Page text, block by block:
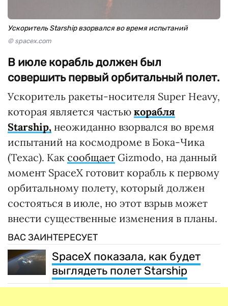
Ускоритель Starship взорвался во время испытаний
© spacex.com
В июле корабль должен был
совершить первый орбитальный полет.
Ускоритель ракеты-носителя Super Heavy,
которая является частью корабля
Starship, неожиданно взорвался во время
испытаний на космодроме в Бока-Чика
(Техас). Как сообщает Gizmodo, на данный
момент SpaceX готовит корабль к первому
орбитальному полету, который должен
состояться в июле, но этот взрыв может
внести существенные изменения в планы.
ВАС ЗАИНТЕРЕСУЕТ
SpaceX показала, как будет
выглядеть полет Starship